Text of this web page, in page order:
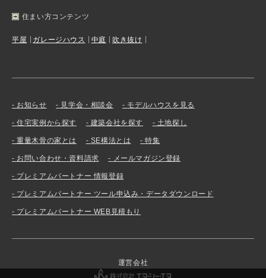
住まい方コンテンツ
平屋 ガレージハウス 中庭 吹き抜け
お知らせ 見学会・相談会 モデルハウスを見る
住宅実例から探す 建築会社を探す 土地探し
重量木骨の家とは SE構法とは 特集
お問い合わせ・資料請求 メールマガジン登録
プレミアムパートナー 情報登録
プレミアムパートナー ツール申込み・データダウンロード
プレミアムパートナー WEB見積もり
運営会社